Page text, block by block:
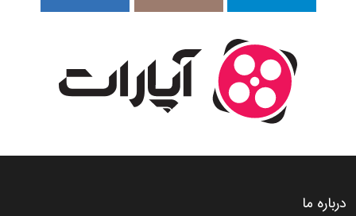
درباره ما